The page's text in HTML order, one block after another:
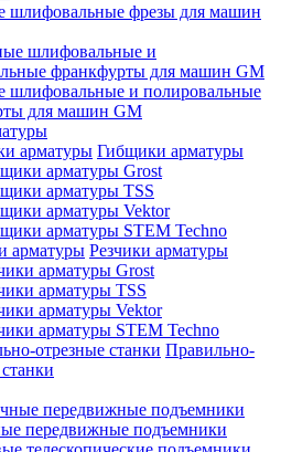
шлифовальные фрезы для машин
шлифовальные и полировальные
для машин GM
Гибщики арматуры
арматуры Grost
арматуры TSS
арматуры Vektor
арматуры STEM Techno
Резчики арматуры
арматуры Grost
арматуры TSS
арматуры Vektor
арматуры STEM Techno
Правильно-
передвижные подъемники